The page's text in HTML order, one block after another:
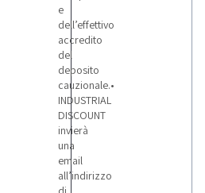
e
dell’effettivo
accredito
del
deposito
cauzionale.•
INDUSTRIAL
DISCOUNT
invierà
una
email
all’indirizzo